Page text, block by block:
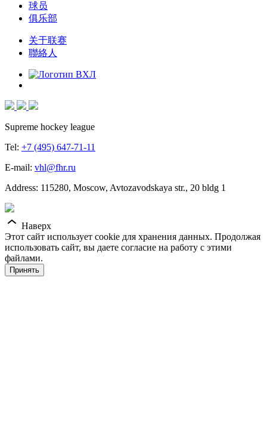
球员
俱乐部
关于联赛
聯絡人
Supreme hockey league
Tel: +7 (495) 647-71-11
E-mail: vhl@fhr.ru
Address: 115280, Moscow, Avtozavodskaya str., 20 bldg 1
Наверх
Этот сайт использует cookie для хранения данных. Продолжая
использовать сайт, вы даете согласие на работу с этими
файлами.
Принять